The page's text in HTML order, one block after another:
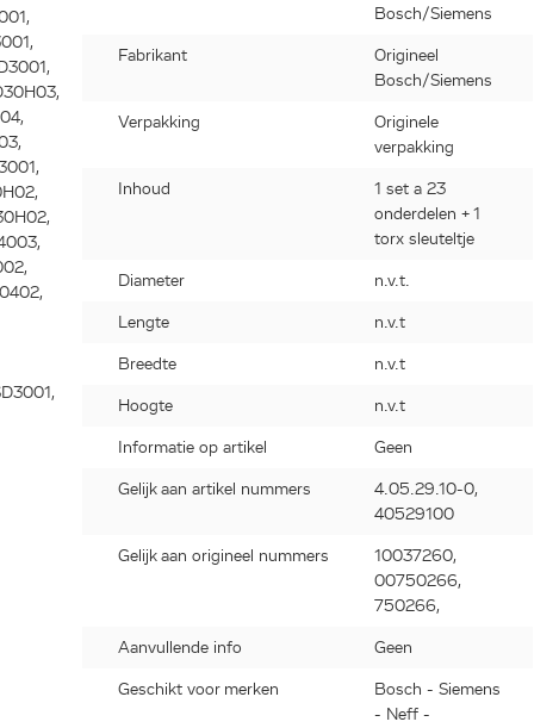
Bosch/Siemens
Fabrikant
Origineel
Bosch/Siemens
Verpakking
Originele
verpakking
Inhoud
1 set a 23
onderdelen + 1
torx sleuteltje
Diameter n.v.t.
Lengte n.v.t
Breedte n.v.t
Hoogte n.v.t
Informatie op artikel Geen
Gelijk aan artikel nummers
4.05.29.10-0,
40529100
Gelijk aan origineel nummers
10037260,
00750266,
750266,
Aanvullende info Geen
Geschikt voor merken
Bosch - Siemens
- Neff -